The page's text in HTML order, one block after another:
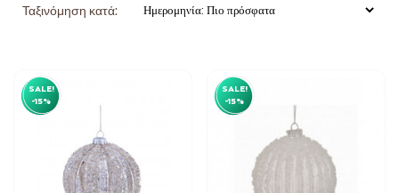
Ταξινόμηση κατά:
SALE!
-15%
SALE!
-15%